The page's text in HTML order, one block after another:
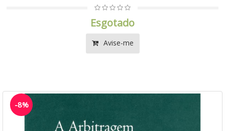
Esgotado
Avise-me
-8%